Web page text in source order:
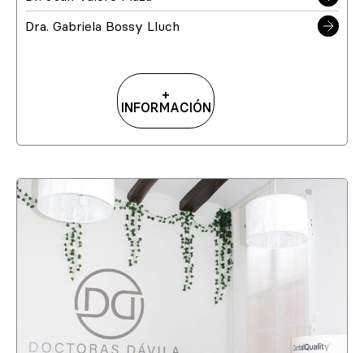
Dra. Gabriela Bossy Lluch
+
INFORMACIÓN